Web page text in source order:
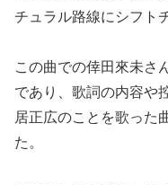
チュラル路線にシフト
この曲での倖田來未さ
であり、歌詞の内容や
居正広のことを歌った
た。